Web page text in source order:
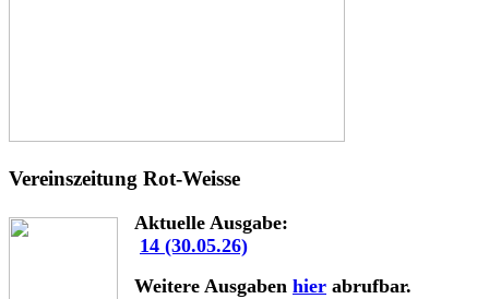
Vereinszeitung Rot-Weisse
Aktuelle Ausgabe:
14 (30.05.26)
Weitere Ausgaben hier abrufbar.